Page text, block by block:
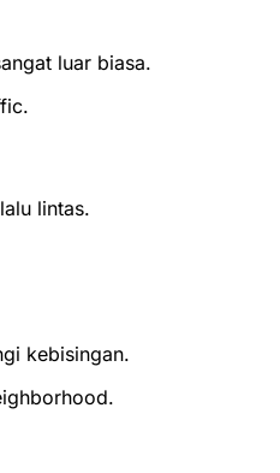
luar biasa.
lintas.
kebisingan.